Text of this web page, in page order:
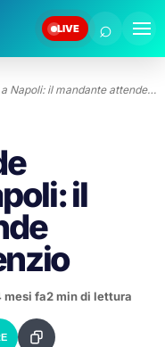
LIVE ⌕
Napoli: il mandante attende…
il
mesi fa2 min di lettura